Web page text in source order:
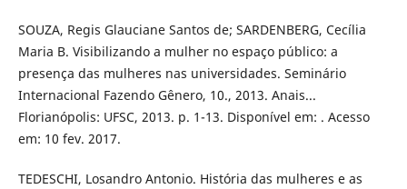
SOUZA, Regis Glauciane Santos de; SARDENBERG, Cecília
Maria B. Visibilizando a mulher no espaço público: a
presença das mulheres nas universidades. Seminário
Internacional Fazendo Gênero, 10., 2013. Anais...
Florianópolis: UFSC, 2013. p. 1-13. Disponível em: . Acesso
em: 10 fev. 2017.
TEDESCHI, Losandro Antonio. História das mulheres e as